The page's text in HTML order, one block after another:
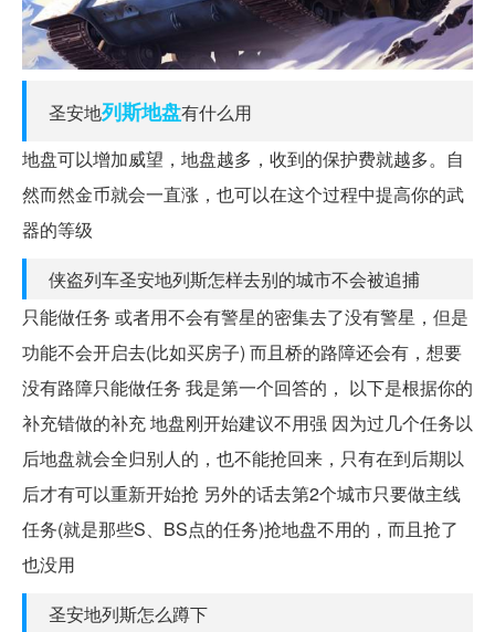
圣安地列斯地盘有什么用
地盘可以增加威望，地盘越多，收到的保护费就越多。自
然而然金币就会一直涨，也可以在这个过程中提高你的武
器的等级
侠盗列车圣安地列斯怎样去别的城市不会被追捕
只能做任务 或者用不会有警星的密集去了没有警星，但是
功能不会开启去(比如买房子) 而且桥的路障还会有，想要
没有路障只能做任务 我是第一个回答的， 以下是根据你的
补充错做的补充 地盘刚开始建议不用强 因为过几个任务以
后地盘就会全归别人的，也不能抢回来，只有在到后期以
后才有可以重新开始抢 另外的话去第2个城市只要做主线
任务(就是那些S、BS点的任务)抢地盘不用的，而且抢了
也没用
圣安地列斯怎么蹲下